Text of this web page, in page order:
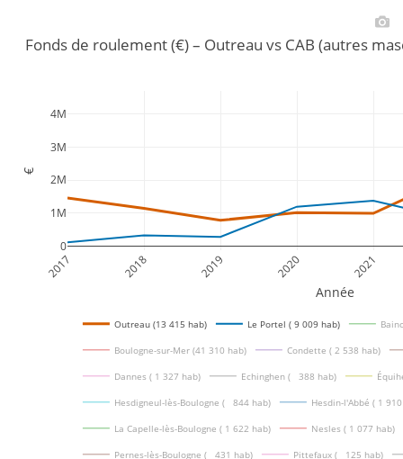
2017 2018 2019 2020 2021
0
1M
2M
3M
4M
Outreau (13 415 hab) Le Portel ( 9 009 hab)
Boulogne-sur-Mer (41 310 hab) Condette ( 2 538 hab)
Dannes ( 1 327 hab) Echinghen (   388 hab)
Hesdigneul-lès-Boulogne (   844 hab) Hesdin-l'Abbé ( 1
La Capelle-lès-Boulogne ( 1 622 hab) Nesles ( 1 077 hab)
Pernes-lès-Boulogne (   431 hab) Pittefaux (   125 hab)
Fonds de roulement (€) – Outreau vs CAB (autres
Année
€